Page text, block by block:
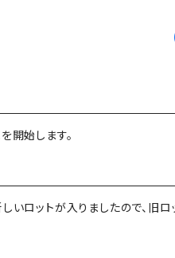
開始します。
いロットが入りましたので、旧ロ